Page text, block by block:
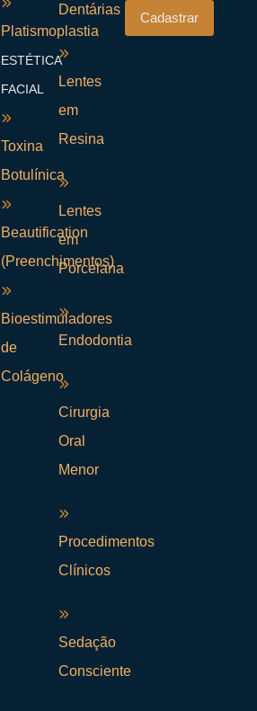
Platismoplastia
ESTÉTICA
FACIAL
Toxina
Botulínica
Beautification
(Preenchimentos)
Bioestimuladores
de
Colágeno
Dentárias
Lentes
em
Resina
Lentes
em
Porcelana
Endodontia
Cirurgia
Oral
Menor
Procedimentos
Clínicos
Sedação
Consciente